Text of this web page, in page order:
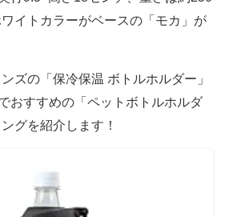
イトカラーがベースの「モカ」が
ズの「保冷保温 ボトルホルダー」
おすすめの「ペットボトルホルダ
グを紹介します！